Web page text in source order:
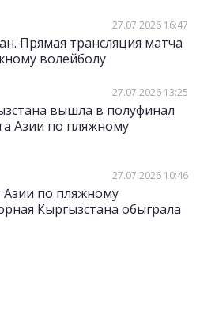
27.07.2026 16:47
Прямая трансляция матча
волейболу
27.07.2026 13:25
вышла в полуфинал
Азии по пляжному
27.07.2026 10:46
по пляжному
Кыргызстана обыграла